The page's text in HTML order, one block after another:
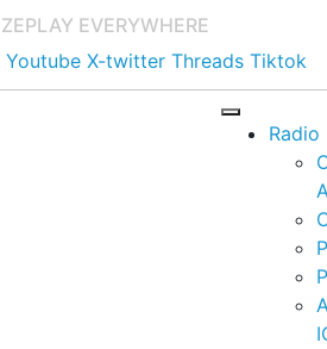
PLAY EVERYWHERE
Youtube X-twitter Threads Tiktok
Radio